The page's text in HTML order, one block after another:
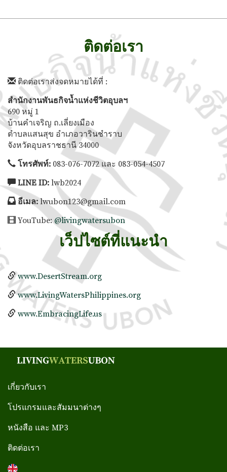
ติดต่อเรา
ติดต่อเราส่งจดหมายได้ที่ :
สำนักงานพันธกิจน้ำแห่งชีวิตอุบลฯ
690 หมู่ 1
บ้านคำเจริญ ถ.เลี่ยงเมือง
ตำบลแสนสุข อำเภอวารินชำราบ
จังหวัดอุบลราชธานี 34000
โทรศัพท์: 083-076-7072 และ 083-054-4507
LINE ID: lwb2024
อีเมล: lwubon123@gmail.com
YouTube:@livingwatersubon
เว็ปไซต์ที่แนะนำ
www.DesertStream.org
www.LivingWatersPhilippines.org
www.EmbracingLife.us
เกี่ยวกับเรา
โปรแกรมและสัมมนาต่างๆ
หนังสือ และ MP3
ติดต่อเรา